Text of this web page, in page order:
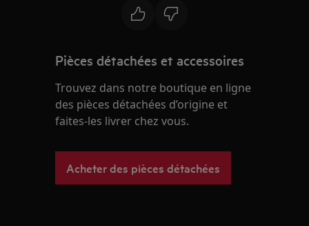
Pièces détachées et accessoires
Trouvez dans notre boutique en ligne
des pièces détachées d’origine et
faites-les livrer chez vous.
Acheter des pièces détachées